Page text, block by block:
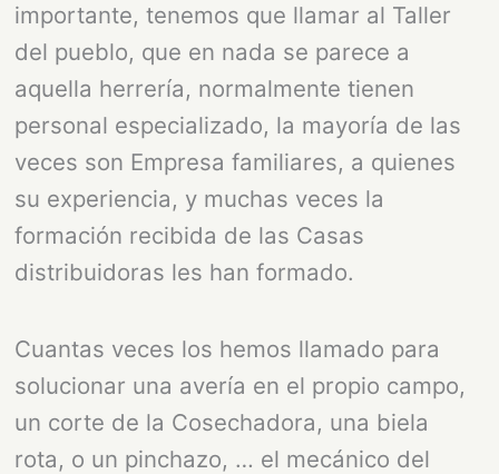
importante, tenemos que llamar al Taller
del pueblo, que en nada se parece a
aquella herrería, normalmente tienen
personal especializado, la mayoría de las
veces son Empresa familiares, a quienes
su experiencia, y muchas veces la
formación recibida de las Casas
distribuidoras les han formado.
Cuantas veces los hemos llamado para
solucionar una avería en el propio campo,
un corte de la Cosechadora, una biela
rota, o un pinchazo, … el mecánico del